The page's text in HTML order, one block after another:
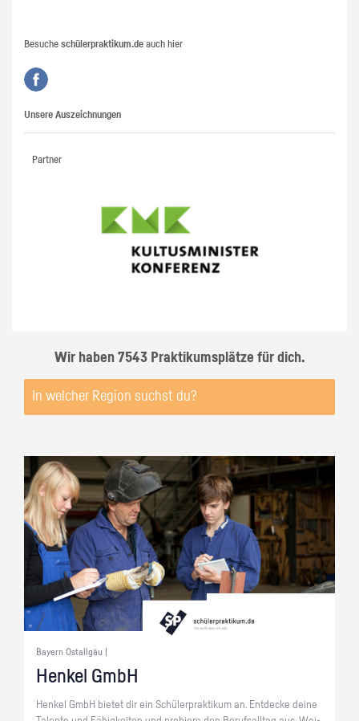
Besuche schülerpraktikum.de auch hier
Unsere Auszeichnungen
Partner
Wir haben 7543 Praktikumsplätze für dich.
Bayern Ostallgäu |
Hen­kel GmbH
Hen­kel GmbH bie­tet dir ein Schü­ler­prak­ti­kum an. Ent­de­cke deine